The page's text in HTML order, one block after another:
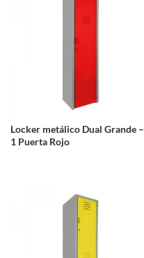
Locker metálico Dual Grande –
1 Puerta Rojo